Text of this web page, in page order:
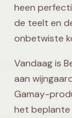
heen
de teelt en
onbetwiste
Vandaag is
aan
Gamay-
het beplante